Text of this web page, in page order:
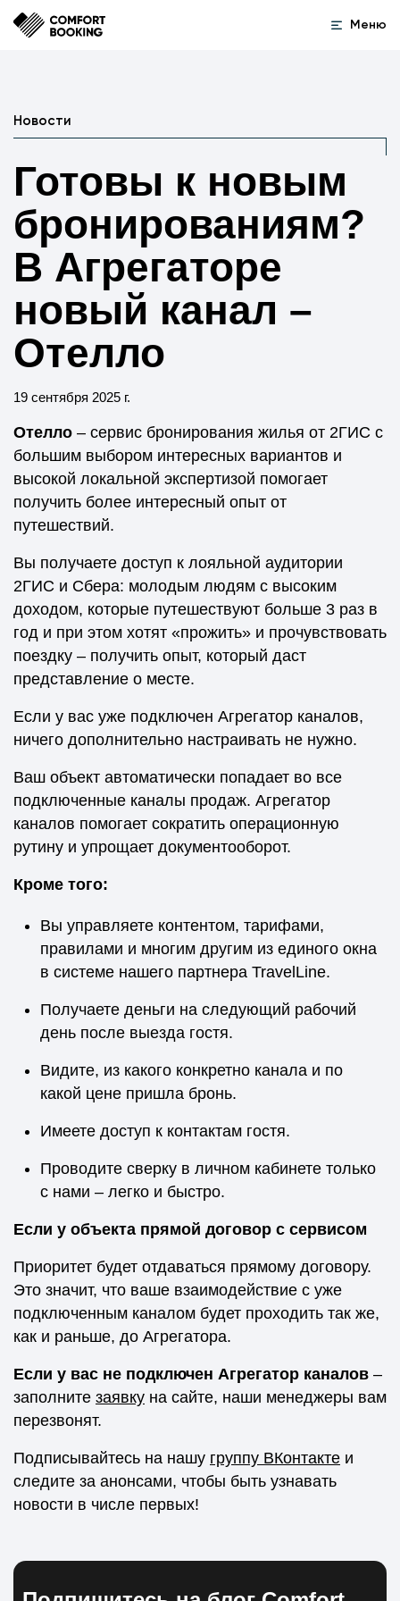
Меню
Новости
Готовы к новым
бронированиям?
В Агрегаторе
новый канал –
Отелло
19 сентября 2025 г.
Отелло – сервис бронирования жилья от 2ГИС с
большим выбором интересных вариантов и
высокой локальной экспертизой помогает
получить более интересный опыт от
путешествий.
Вы получаете доступ к лояльной аудитории
2ГИС и Сбера: молодым людям с высоким
доходом, которые путешествуют больше 3 раз в
год и при этом хотят «прожить» и прочувствовать
поездку – получить опыт, который даст
представление о месте.
Если у вас уже подключен Агрегатор каналов,
ничего дополнительно настраивать не нужно.
Ваш объект автоматически попадает во все
подключенные каналы продаж. Агрегатор
каналов помогает сократить операционную
рутину и упрощает документооборот.
Кроме того:
Вы управляете контентом, тарифами,
правилами и многим другим из единого окна
в системе нашего партнера TravelLine.
Получаете деньги на следующий рабочий
день после выезда гостя.
Видите, из какого конкретно канала и по
какой цене пришла бронь.
Имеете доступ к контактам гостя.
Проводите сверку в личном кабинете только
с нами – легко и быстро.
Если у объекта прямой договор с сервисом
Приоритет будет отдаваться прямому договору.
Это значит, что ваше взаимодействие с уже
подключенным каналом будет проходить так же,
как и раньше, до Агрегатора.
Если у вас не подключен Агрегатор каналов –
заполните заявку на сайте, наши менеджеры вам
перезвонят.
Подписывайтесь на нашу группу ВКонтакте и
следите за анонсами, чтобы быть узнавать
новости в числе первых!